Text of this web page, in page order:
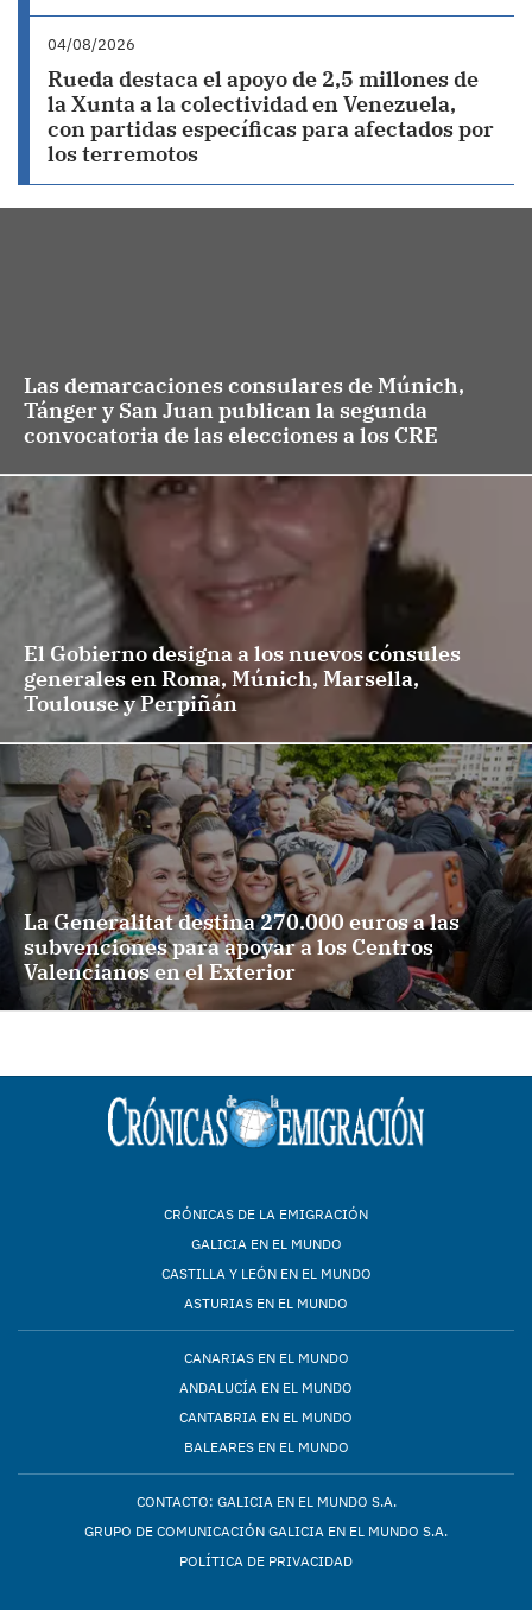
04/08/2026
Rueda destaca el apoyo de 2,5 millones de
la Xunta a la colectividad en Venezuela,
con partidas específicas para afectados por
los terremotos
Las demarcaciones consulares de Múnich,
Tánger y San Juan publican la segunda
convocatoria de las elecciones a los CRE
El Gobierno designa a los nuevos cónsules
generales en Roma, Múnich, Marsella,
Toulouse y Perpiñán
La Generalitat destina 270.000 euros a las
subvenciones para apoyar a los Centros
Valencianos en el Exterior
CRÓNICAS DE LA EMIGRACIÓN
GALICIA EN EL MUNDO
CASTILLA Y LEÓN EN EL MUNDO
ASTURIAS EN EL MUNDO
CANARIAS EN EL MUNDO
ANDALUCÍA EN EL MUNDO
CANTABRIA EN EL MUNDO
BALEARES EN EL MUNDO
CONTACTO: GALICIA EN EL MUNDO S.A.
GRUPO DE COMUNICACIÓN GALICIA EN EL MUNDO S.A.
POLÍTICA DE PRIVACIDAD